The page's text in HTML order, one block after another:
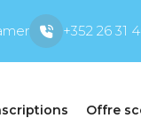
+352 26 31
Offre